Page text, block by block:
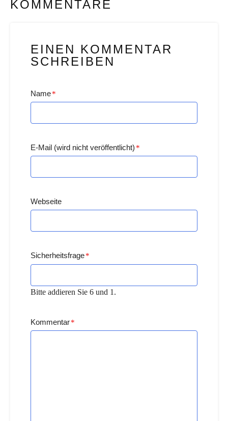
KOMMENTARE
EINEN KOMMENTAR
SCHREIBEN
Name*
E-Mail (wird nicht veröffentlicht) *
Webseite
Sicherheitsfrage*
Bitte addieren Sie 6 und 1.
Kommentar*